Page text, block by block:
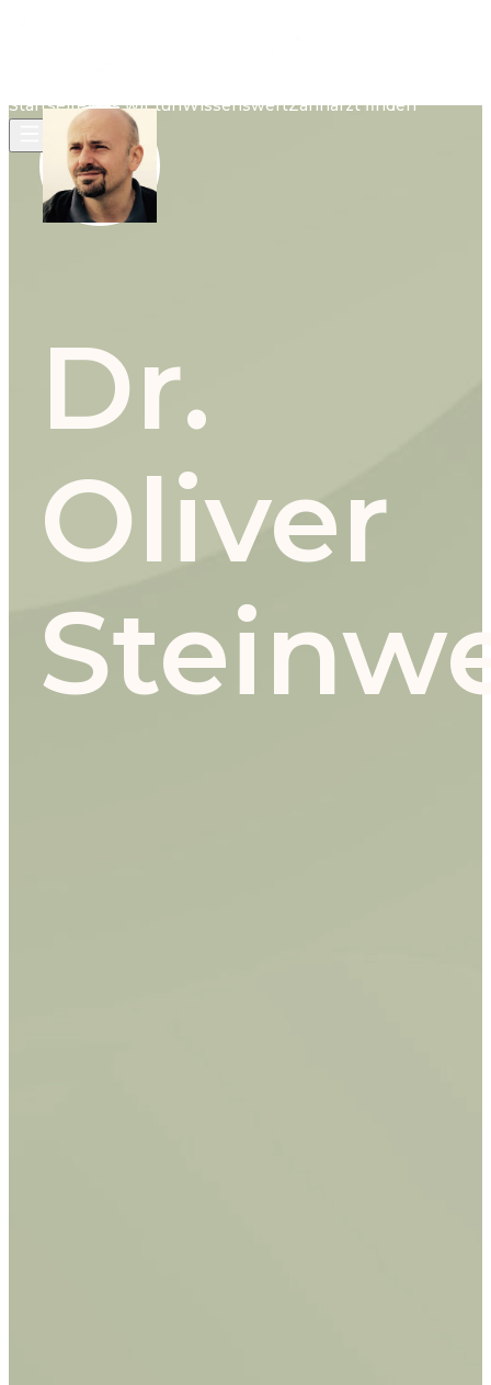
StartseiteWas wir tunWissenswertZahnarzt finden
Dr.
Oliver